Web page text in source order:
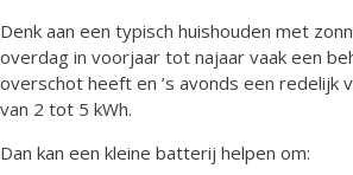
Denk aan een typisch huishouden met
overdag in voorjaar tot najaar vaak een
overschot heeft en ’s avonds een redelijk
van 2 tot 5 kWh.
Dan kan een kleine batterij helpen om: